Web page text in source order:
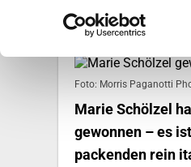
Marie
Foto: Morris Paganotti
Marie Schölzel
gewonnen – es
packenden rein